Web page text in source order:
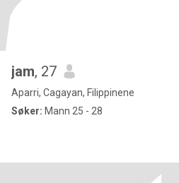
jam, 27
Aparri, Cagayan, Filippinene
Søker: Mann 25 - 28